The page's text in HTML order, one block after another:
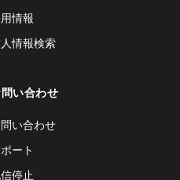
情報
情報検索
い合わせ
い合わせ
ート
停止